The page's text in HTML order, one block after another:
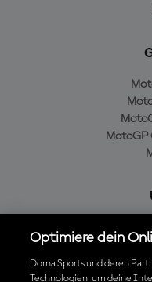
MotoGP
Optimiere dein
Dorna Sports und deren
Technologien, um deine